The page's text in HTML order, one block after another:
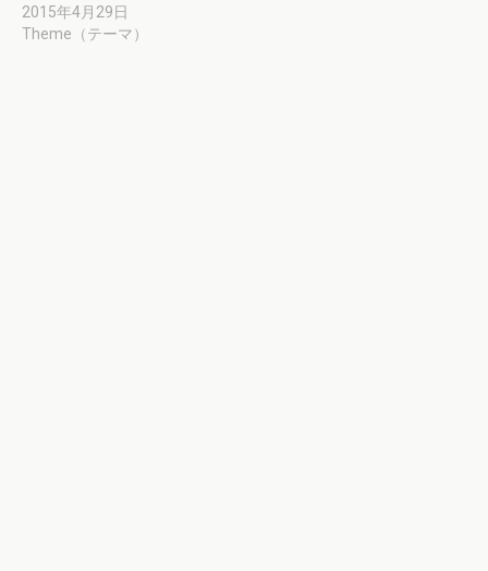
2015年4月29日
Theme（テーマ）